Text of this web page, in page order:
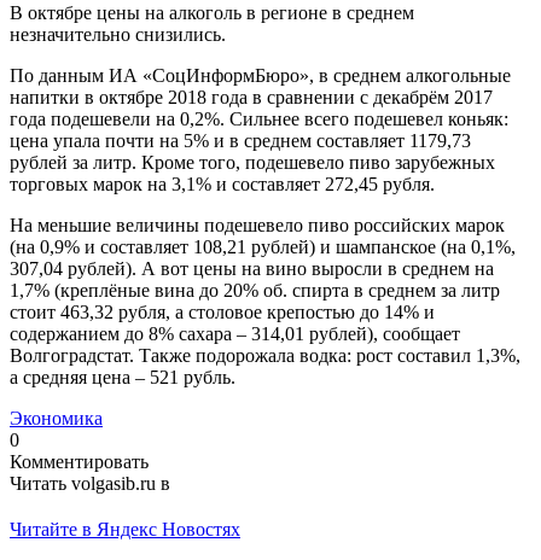
В октябре цены на алкоголь в регионе в среднем
незначительно снизились.
По данным ИА «СоцИнформБюро», в среднем алкогольные
напитки в октябре 2018 года в сравнении с декабрём 2017
года подешевели на 0,2%. Сильнее всего подешевел коньяк:
цена упала почти на 5% и в среднем составляет 1179,73
рублей за литр. Кроме того, подешевело пиво зарубежных
торговых марок на 3,1% и составляет 272,45 рубля.
На меньшие величины подешевело пиво российских марок
(на 0,9% и составляет 108,21 рублей) и шампанское (на 0,1%,
307,04 рублей). А вот цены на вино выросли в среднем на
1,7% (креплёные вина до 20% об. спирта в среднем за литр
стоит 463,32 рубля, а столовое крепостью до 14% и
содержанием до 8% сахара – 314,01 рублей), сообщает
Волгоградстат. Также подорожала водка: рост составил 1,3%,
а средняя цена – 521 рубль.
Экономика
0
Комментировать
Читать volgasib.ru в
Читайте в Яндекс Новостях